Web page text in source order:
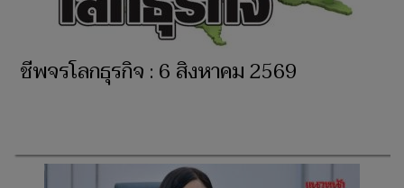
ชีพจรโลกธุรกิจ : 6 สิงหาคม 2569